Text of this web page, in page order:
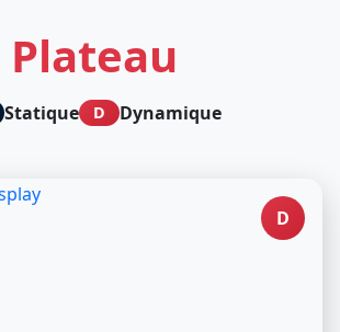
Plateau
Statique D Dynamique
D